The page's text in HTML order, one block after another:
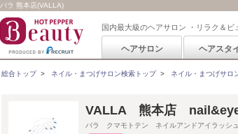
バラ 熊本店(VALLA)
国内最大級のヘアサロン ・リラク＆
ヘアサロン ヘアスタ
総合トップ> ネイル・まつげサロン検索トップ> ネイル・まつげサロ
VALLA 熊本店
バラ クマモトテン ネイルアンドアイラッシュ